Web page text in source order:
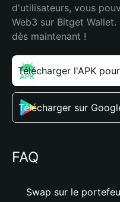
d'utilisateurs, vous
Web3 sur Bitget
dès maintenant !
Télécharger l'APK
Télécharger sur
FAQ
Swap sur le